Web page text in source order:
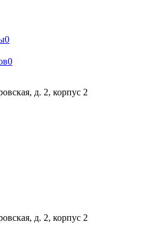
0
0
д. 2, корпус 2
д. 2, корпус 2